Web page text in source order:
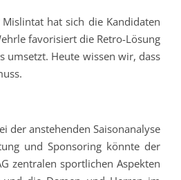
hat sich die Kandidaten
favorisiert die Retro-Lösung
umsetzt. Heute wissen wir, dass
der anstehenden Saisonanalyse
und Sponsoring könnte der
zentralen sportlichen Aspekten